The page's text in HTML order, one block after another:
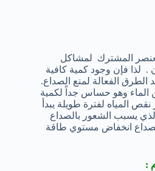
المشترك لمشاكل
. لذا فإن وجود كمية كافية
الطرق الفعالة لمنع الصداع.
وهو حساس جداً لكمية
المياه لفترة طويلة يبدأ
يسبب الشعور بالصداع
انخفاض مستوي طاقة
: